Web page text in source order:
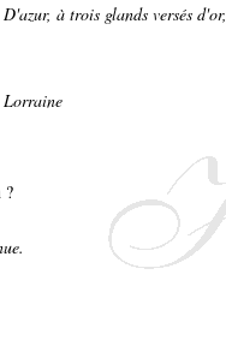
D'azur, à trois glands versés
Lorraine
?